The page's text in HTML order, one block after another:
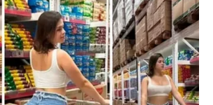
Nakon toga razvaljajte tijesto na 1 cm
izrezivanjem krugova.
tijesta stavite nadjev po želji (na
sir, krastavci i origano).
tijesta na pola i čvrsto pritisnite
biste osigurali pravilno brtvljenje.